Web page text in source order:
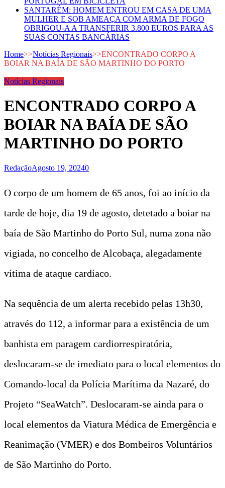
SANTARÉM: HOMEM ENTROU EM CASA DE UMA
MULHER E SOB AMEAÇA COM ARMA DE FOGO
OBRIGOU-A A TRANSFERIR 3.800 EUROS PARA AS
SUAS CONTAS BANCÁRIAS
Home>>Notícias Regionais>>ENCONTRADO CORPO A
BOIAR NA BAÍA DE SÃO MARTINHO DO PORTO
Notícias Regionais
ENCONTRADO CORPO A
BOIAR NA BAÍA DE SÃO
MARTINHO DO PORTO
RedaçãoAgosto 19, 20240
O corpo de um homem de 65 anos, foi ao início da
tarde de hoje, dia 19 de agosto, detetado a boiar na
baía de São Martinho do Porto Sul, numa zona não
vigiada, no concelho de Alcobaça, alegadamente
vítima de ataque cardíaco.
Na sequência de um alerta recebido pelas 13h30,
através do 112, a informar para a existência de um
banhista em paragem cardiorrespiratória,
deslocaram-se de imediato para o local elementos do
Comando-local da Polícia Marítima da Nazaré, do
Projeto “SeaWatch”. Deslocaram-se ainda para o
local elementos da Viatura Médica de Emergência e
Reanimação (VMER) e dos Bombeiros Voluntários
de São Martinho do Porto.